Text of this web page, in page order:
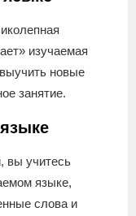
изучаемая
новые
занятие.
вы учитесь
языке,
слова и